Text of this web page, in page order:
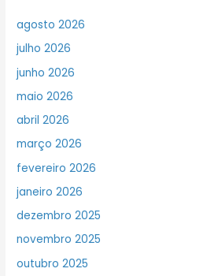
agosto 2026
julho 2026
junho 2026
maio 2026
abril 2026
março 2026
fevereiro 2026
janeiro 2026
dezembro 2025
novembro 2025
outubro 2025